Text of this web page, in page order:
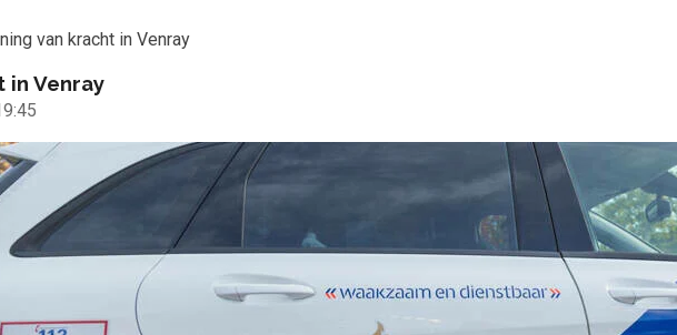
van kracht in Venray
in Venray